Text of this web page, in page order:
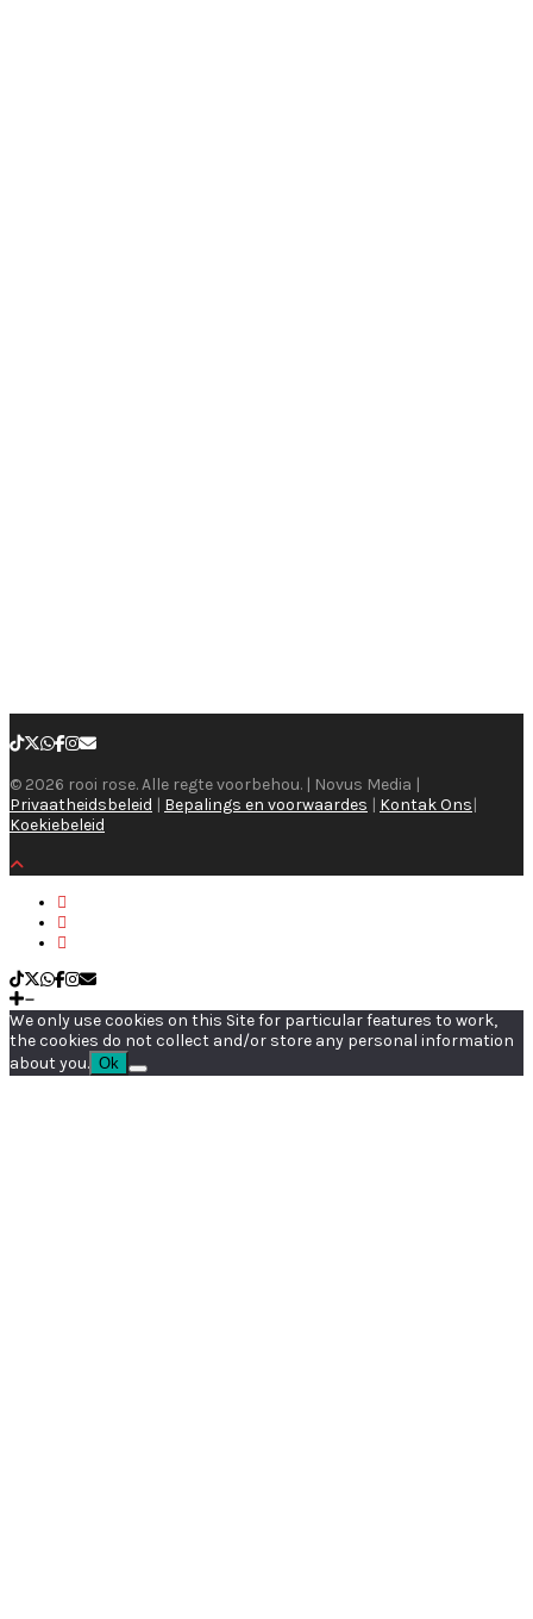
© 2026 rooi rose. Alle regte voorbehou. | Novus Media |
Privaatheidsbeleid | Bepalings en voorwaardes | Kontak Ons|
Koekiebeleid
We only use cookies on this Site for particular features to work,
the cookies do not collect and/or store any personal information
about you. Ok